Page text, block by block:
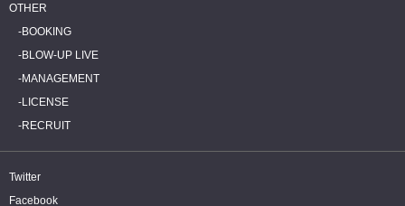
OTHER
BOOKING
BLOW-UP LIVE
MANAGEMENT
LICENSE
RECRUIT
Twitter
Facebook